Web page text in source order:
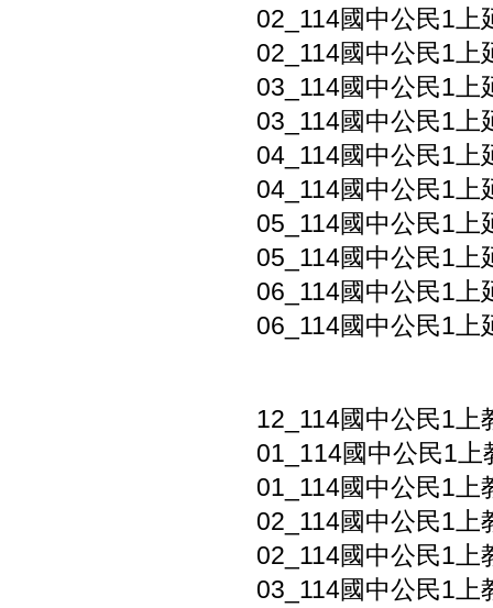
02_114國中公民1上
02_114國中公民1上
03_114國中公民1上
03_114國中公民1上
04_114國中公民1上
04_114國中公民1上
05_114國中公民1上
05_114國中公民1上
06_114國中公民1上
06_114國中公民1上
12_114國中公民1上
01_114國中公民1
01_114國中公民1上
02_114國中公民1上
02_114國中公民1上
03_114國中公民1上